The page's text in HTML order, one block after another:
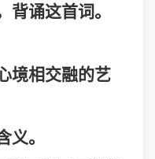
背诵这首词。
境相交融的艺
义。